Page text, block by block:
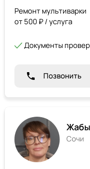
Ремонт мультиварки
от 500 ₽ / услуга
Документы
Позвонить
Сочи